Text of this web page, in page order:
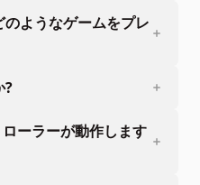
ようなゲームをプレ
?
ーラーが動作します